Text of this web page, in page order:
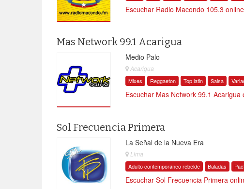
Escuchar Radio Macondo 105.3 online
Mas Network 99.1 Acarigua
Medio Palo
Acarigua
Mixes Reggaeton Top latin Salsa
Escuchar Mas Network 99.1 Acarigua
Sol Frecuencia Primera
La Señal de la Nueva Era
Lima
Adulto contemporáneo rebelde Baladas
Escuchar Sol Frecuencia Primera